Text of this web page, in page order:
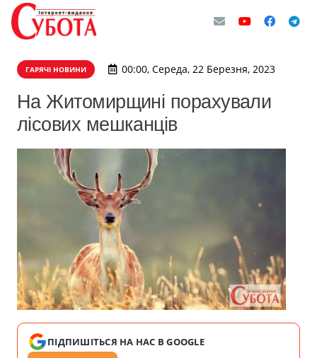
ГАРЯЧІ НОВИНИ 00:00, Середа, 22 Березня, 2023
На Житомирщині порахували
лісових мешканців
ПІДПИШІТЬСЯ НА НАС В GOOGLE